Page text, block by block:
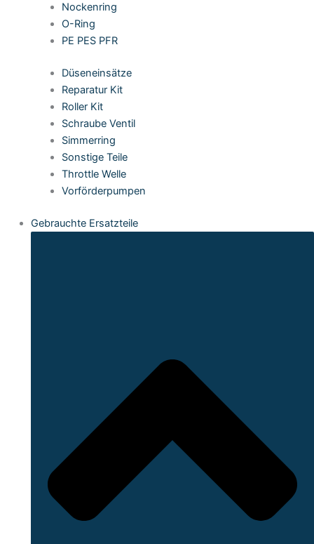
Nockenring
O-Ring
PE PES PFR
Düseneinsätze
Reparatur Kit
Roller Kit
Schraube Ventil
Simmerring
Sonstige Teile
Throttle Welle
Vorförderpumpen
Gebrauchte Ersatzteile